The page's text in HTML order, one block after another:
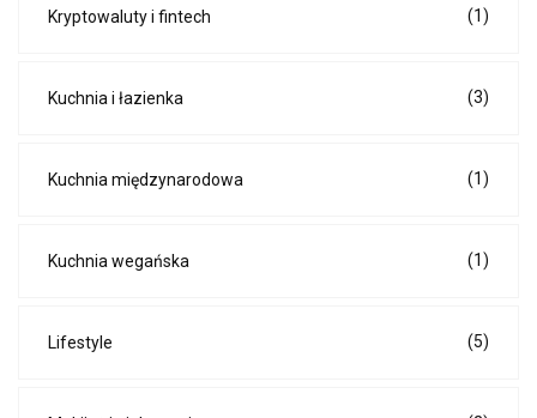
Kryptowaluty i fintech (1)
Kuchnia i łazienka (3)
Kuchnia międzynarodowa (1)
Kuchnia wegańska (1)
Lifestyle (5)